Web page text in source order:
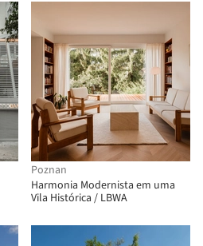
Poznan
Harmonia Modernista em uma
Vila Histórica / LBWA